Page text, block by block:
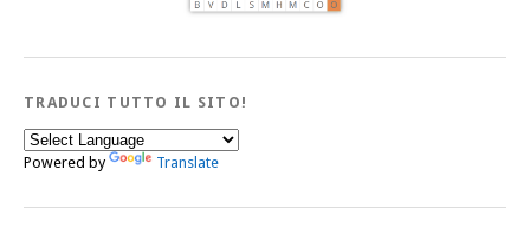
TRADUCI TUTTO IL SITO!
Powered by Translate